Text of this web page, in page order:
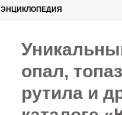
ЭНЦИКЛОПЕДИЯ
опал,
рутила и